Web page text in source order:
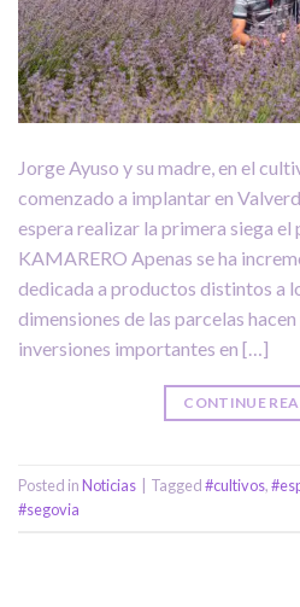
Jorge Ayuso y su madre, en el
comenzado a implantar en
espera realizar la primera siega el
KAMARERO Apenas se ha
dedicada a productos distintos a
dimensiones de las parcelas
inversiones importantes en […]
CONTINUE
Posted inNoticias Tagged#cultivos,
#segovia